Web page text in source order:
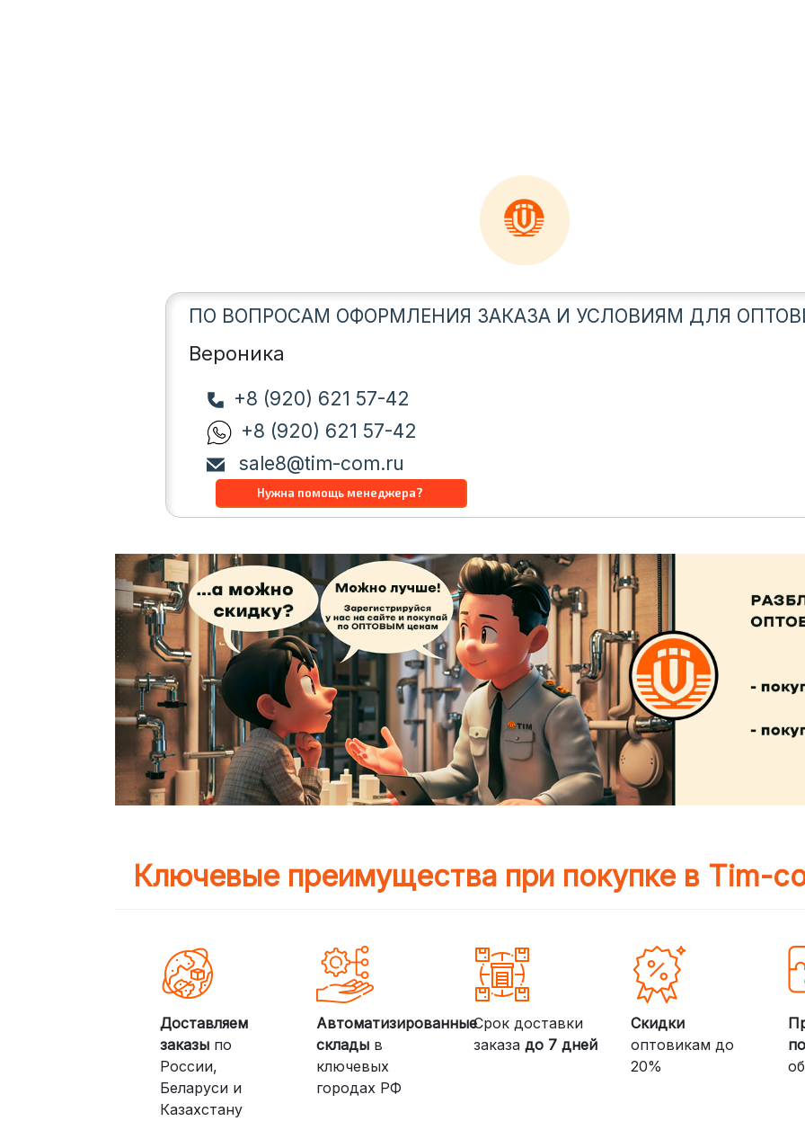
ПО ВОПРОСАМ ОФОРМЛЕНИЯ ЗАКАЗА И УСЛОВИЯМ ДЛЯ
Вероника
+8 (920) 621 57-42
+8 (920) 621 57-42
sale8@tim-com.ru
Ключевые преимущества при покупке в Tim-
Доставляем
заказыпо
России,
Беларуси и
Казахстану
Автоматизированные
склады в
ключевых
городах РФ
Срок доставки
заказадо 7 дней
Скидки
оптовикам до
20%